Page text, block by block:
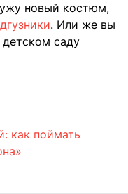
новый костюм,
. Или же вы
саду
как поймать